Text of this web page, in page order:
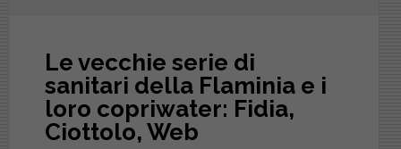
Le vecchie serie di
sanitari della Flaminia e i
loro copriwater: Fidia,
Ciottolo, Web